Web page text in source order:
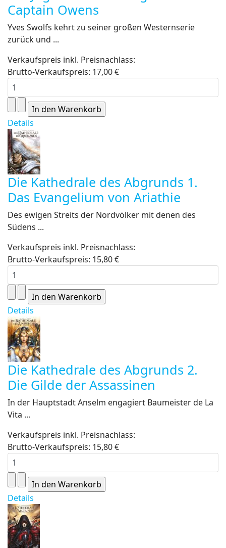
Captain Owens
Yves Swolfs kehrt zu seiner großen Westernserie
zurück und ...
Verkaufspreis inkl. Preisnachlass:
Brutto-Verkaufspreis: 17,00 €
Details
Die Kathedrale des Abgrunds 1.
Das Evangelium von Ariathie
Des ewigen Streits der Nordvölker mit denen des
Südens ...
Verkaufspreis inkl. Preisnachlass:
Brutto-Verkaufspreis: 15,80 €
Details
Die Kathedrale des Abgrunds 2.
Die Gilde der Assassinen
In der Hauptstadt Anselm engagiert Baumeister de La
Vita ...
Verkaufspreis inkl. Preisnachlass:
Brutto-Verkaufspreis: 15,80 €
Details